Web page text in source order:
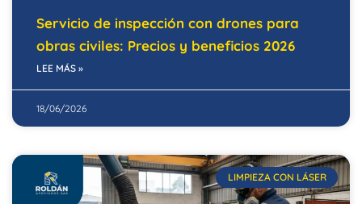
Servicio de inspección con drones para
obras civiles: Precios y beneficios 2026
LEE MÁS »
18/06/2026
LIMPIEZA CON LÁSER